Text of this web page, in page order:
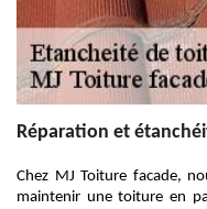
Réparation et
Chez MJ Toiture facade,
maintenir une toiture en